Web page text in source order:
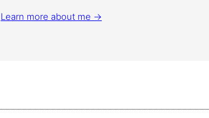
Learn more about me →